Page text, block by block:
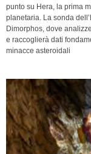
punto su Hera, la prima
planetaria. La sonda
Dimorphos, dove
e raccoglierà dati
minacce asteroidali